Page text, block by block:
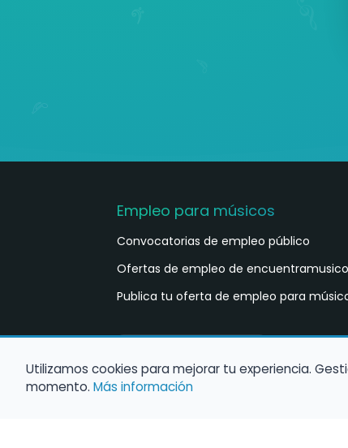
Empleo para músicos
Convocatorias de empleo público
Ofertas de empleo de
Publica tu oferta de empleo para
Utilizamos cookies para mejorar tu experiencia.
momento. Más información